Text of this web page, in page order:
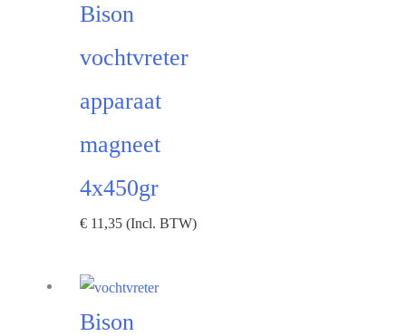
Bison
vochtvreter
apparaat
magneet
4x450gr
€ 11,35 (Incl. BTW)
Bison